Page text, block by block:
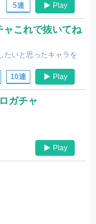
5連 Play
ャこれで抜いてね
たいと思ったキャラを
10連 Play
ガチャ
Play